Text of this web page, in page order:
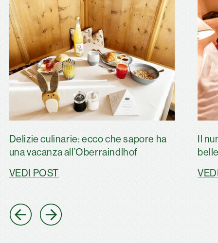
Delizie culinarie: ecco che sapore ha
una vacanza all’Oberraindlhof
VEDI POST
Il